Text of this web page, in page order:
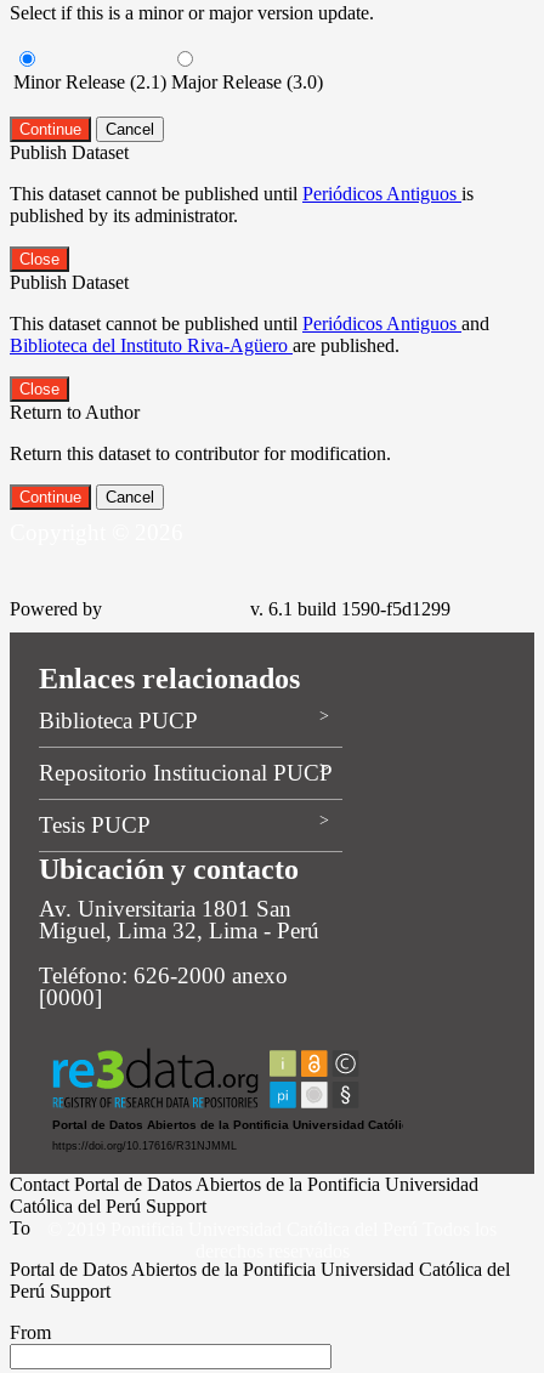
Select if this is a minor or major version update.
Minor Release (2.1) Major Release (3.0)
Continue Cancel
Publish Dataset
This dataset cannot be published until Periódicos Antiguos is
published by its administrator.
Close
Publish Dataset
This dataset cannot be published until Periódicos Antiguos and
Biblioteca del Instituto Riva-Agüero are published.
Close
Return to Author
Return this dataset to contributor for modification.
Continue Cancel
Powered by v. 6.1 build 1590-f5d1299
Enlaces relacionados
Biblioteca PUCP
Repositorio Institucional PUCP
Tesis PUCP
Ubicación y contacto
Av. Universitaria 1801 San
Miguel, Lima 32, Lima - Perú
Teléfono: 626-2000 anexo
[0000]
Contact Portal de Datos Abiertos de la Pontificia Universidad
Católica del Perú Support
To
Portal de Datos Abiertos de la Pontificia Universidad Católica del
Perú Support
From